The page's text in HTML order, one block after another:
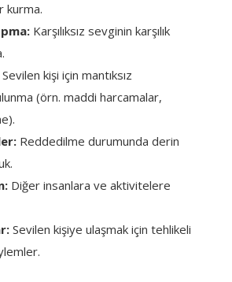
kurma.
Karşılıksız sevginin karşılık
Sevilen kişi için mantıksız
(örn. maddi harcamalar,
Reddedilme durumunda derin
Diğer insanlara ve aktivitelere
Sevilen kişiye ulaşmak için tehlikeli